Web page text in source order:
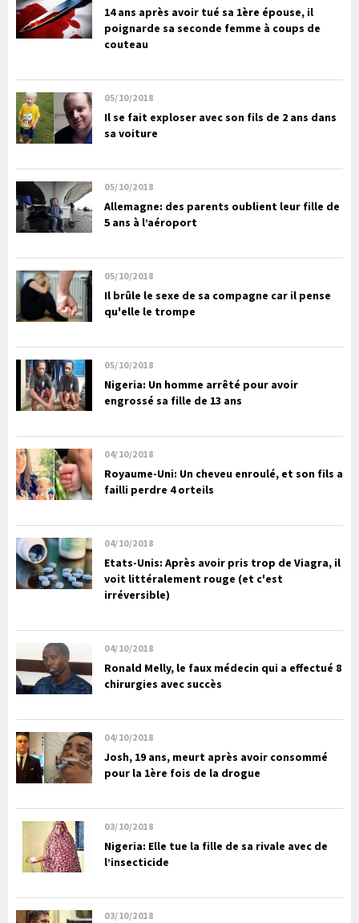
14 ans après avoir tué sa 1ère épouse, il
poignarde sa seconde femme à coups de
couteau
05/10/2018
Il se fait exploser avec son fils de 2 ans dans
sa voiture
05/10/2018
Allemagne: des parents oublient leur fille de
5 ans à l’aéroport
05/10/2018
Il brûle le sexe de sa compagne car il pense
qu'elle le trompe
05/10/2018
Nigeria: Un homme arrêté pour avoir
engrossé sa fille de 13 ans
04/10/2018
Royaume-Uni: Un cheveu enroulé, et son fils a
failli perdre 4 orteils
04/10/2018
Etats-Unis: Après avoir pris trop de Viagra, il
voit littéralement rouge (et c'est
irréversible)
04/10/2018
Ronald Melly, le faux médecin qui a effectué 8
chirurgies avec succès
04/10/2018
Josh, 19 ans, meurt après avoir consommé
pour la 1ère fois de la drogue
03/10/2018
Nigeria: Elle tue la fille de sa rivale avec de
l’insecticide
03/10/2018